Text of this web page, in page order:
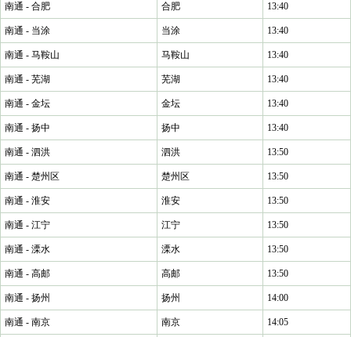
南通 - 合肥 合肥 13:40
南通 - 当涂 当涂 13:40
南通 - 马鞍山 马鞍山 13:40
南通 - 芜湖 芜湖 13:40
南通 - 金坛 金坛 13:40
南通 - 扬中 扬中 13:40
南通 - 泗洪 泗洪 13:50
南通 - 楚州区 楚州区 13:50
南通 - 淮安 淮安 13:50
南通 - 江宁 江宁 13:50
南通 - 溧水 溧水 13:50
南通 - 高邮 高邮 13:50
南通 - 扬州 扬州 14:00
南通 - 南京 南京 14:05